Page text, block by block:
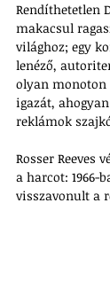
Rendíthetetlen
makacsul
világhoz; egy
lenéző,
olyan monoton
igazát,
reklámok
Rosser Reeves
a harcot: 1966-
visszavonult a